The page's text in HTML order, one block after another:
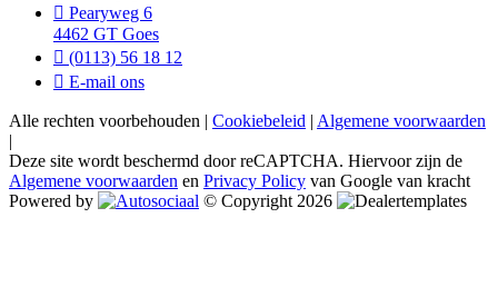
Pearyweg 6
4462 GT Goes
(0113) 56 18 12
E-mail ons
Alle rechten voorbehouden | Cookiebeleid | Algemene voorwaarden
|
Deze site wordt beschermd door reCAPTCHA. Hiervoor zijn de
Algemene voorwaarden en Privacy Policy van Google van kracht
Powered by
© Copyright 2026